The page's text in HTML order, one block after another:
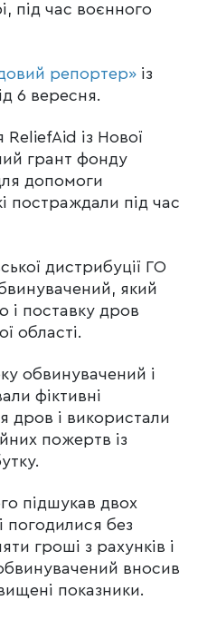
під час воєнного
репортер» із
6 вересня.
ReliefAid із Нової
грант фонду
допомоги
постраждали під час
дистрибуції ГО
який
і поставку дров
області.
обвинувачений і
фіктивні
дров і використали
пожертв із
підшукав двох
погодилися без
гроші з рахунків і
вносив
показники.